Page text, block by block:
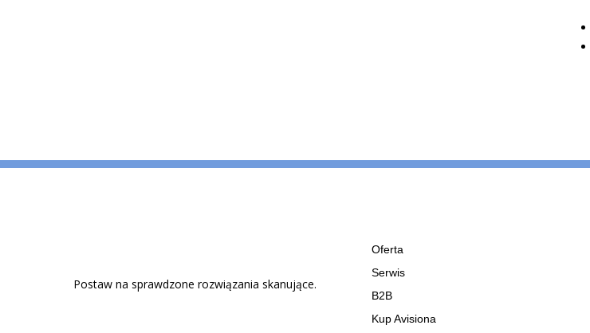
Postaw na sprawdzone rozwiązania skanujące.
Oferta
Serwis
B2B
Kup Avisiona